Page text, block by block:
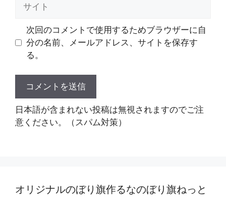
次回のコメントで使用するためブラウザーに自
分の名前、メールアドレス、サイトを保存す
る。
日本語が含まれない投稿は無視されますのでご注
意ください。（スパム対策）
オリジナルのぼり旗作るなのぼり旗ねっと